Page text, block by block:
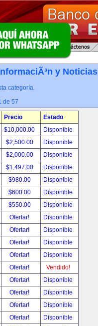
y Noticias
categoría.
de 57
Precio
Estado
$10,000.00
Disponible
$2,500.00
Disponible
$2,000.00
Disponible
$1,497.00
Disponible
$980.00
Disponible
$600.00
Disponible
$550.00
Disponible
Ofertar!
Disponible
Ofertar!
Disponible
Ofertar!
Disponible
Ofertar!
Disponible
Ofertar!
Vendido!
Ofertar!
Disponible
Ofertar!
Disponible
Ofertar!
Disponible
Ofertar!
Disponible